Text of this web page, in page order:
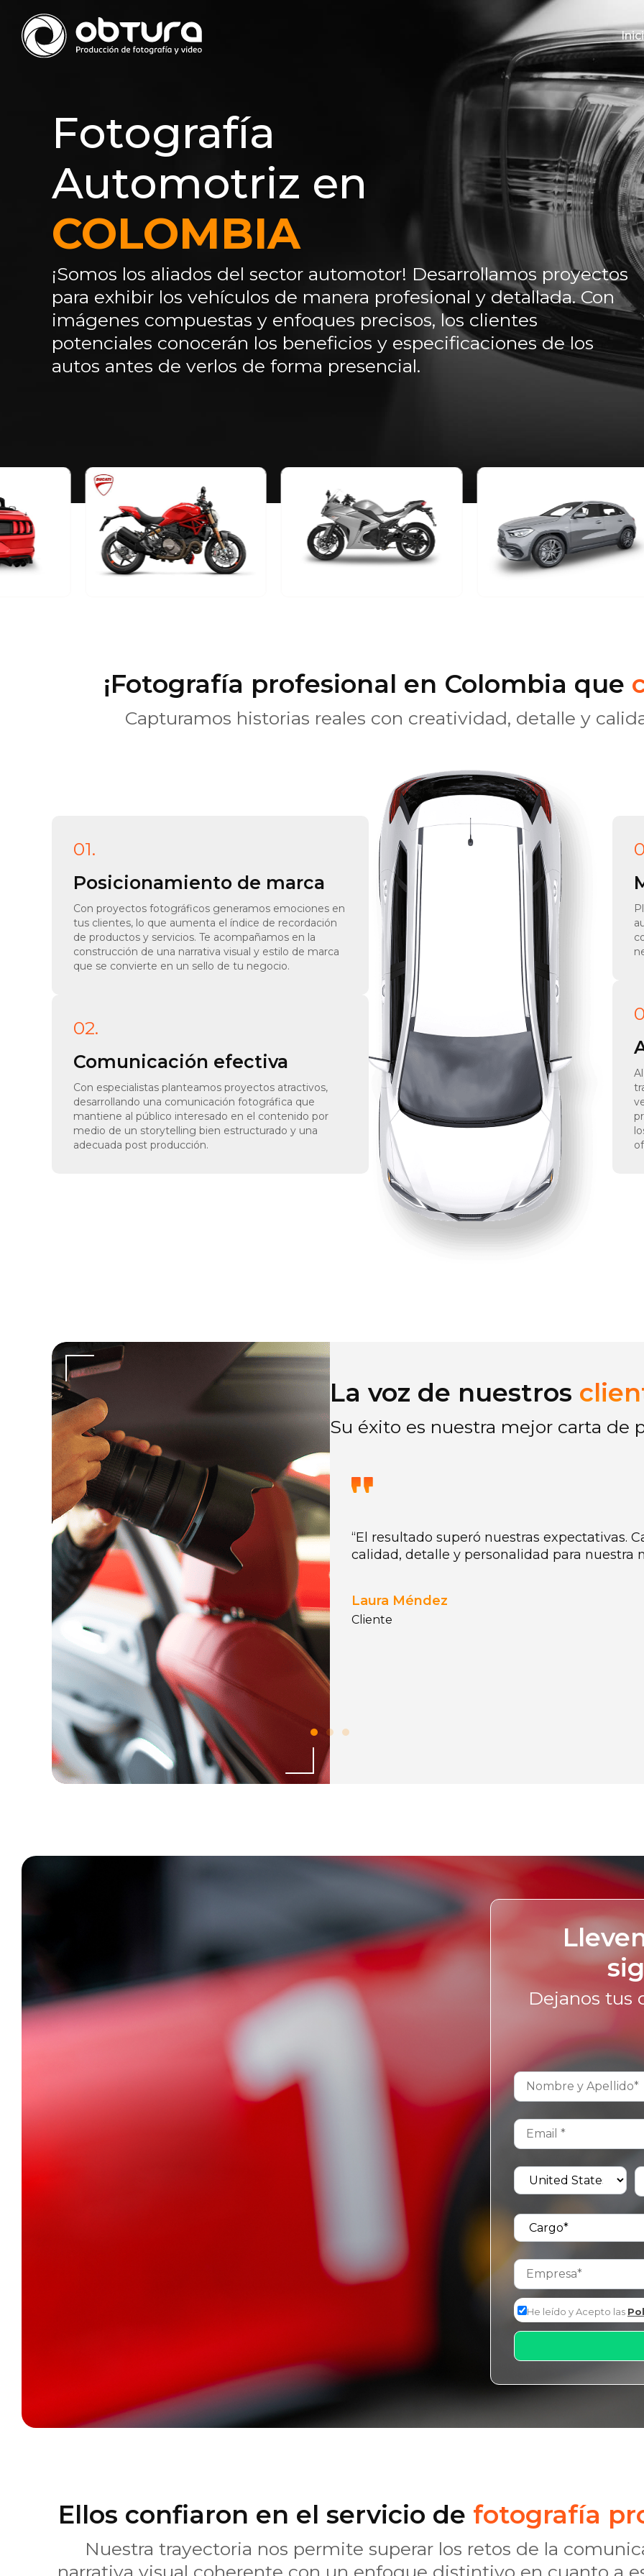
Fotografía
Automotriz en
COLOMBIA
¡Somos los aliados del sector automotor! Desarrollamos proyectos
para exhibir los vehículos de manera profesional y detallada. Con
imágenes compuestas y enfoques precisos, los clientes
potenciales conocerán los beneficios y especificaciones de los
autos antes de verlos de forma presencial.
¡Fotografía profesional en Colombia que
Capturamos historias reales con creatividad, detalle y
01.
Posicionamiento de marca
Con proyectos fotográficos generamos emociones en
tus clientes, lo que aumenta el índice de recordación
de productos y servicios. Te acompañamos en la
construcción de una narrativa visual y estilo de marca
que se convierte en un sello de tu negocio.
02.
Comunicación efectiva
Con especialistas planteamos proyectos atractivos,
desarrollando una comunicación fotográfica que
mantiene al público interesado en el contenido por
medio de un storytelling bien estructurado y una
adecuada post producción.
La voz de nuestros
Su éxito es nuestra mejor carta de
expectativas. Cada fotografía transmite
para nuestra marca”
“Desde el primer momento entendieron lo
comunicar. El video final superó nuestras
Dejanos tus
He leído y Acepto las
Ellos confiaron en el servicio de fotografía
Nuestra trayectoria nos permite superar los retos de la
narrativa visual coherente con un enfoque distintivo en cuanto a